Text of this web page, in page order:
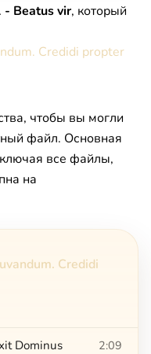
- Beatus vir, который
Credidi propter
чтобы вы могли
файл. Основная
все файлы,
на
Credidi
Dominus 2:09